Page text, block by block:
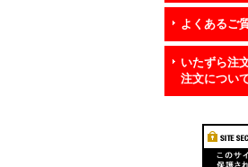
よくあるご
いたずら注
注文につい